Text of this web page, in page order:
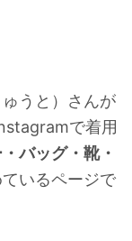
うと）さんが
で着用
バッグ・靴・
いるページで